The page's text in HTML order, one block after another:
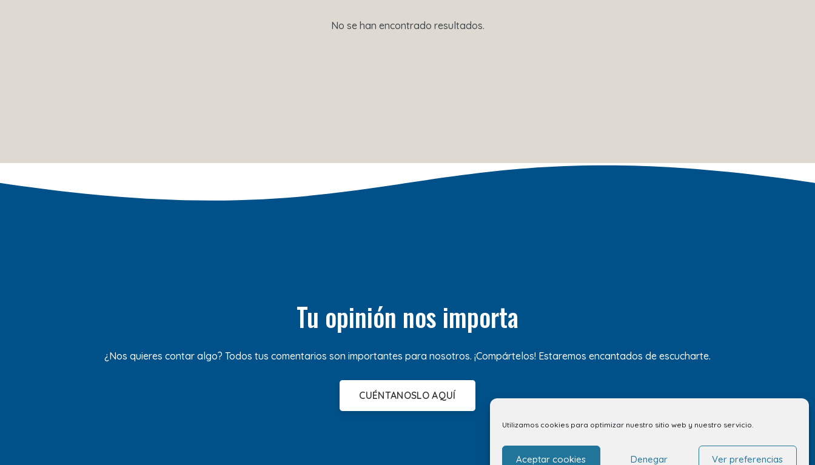
Utilizamos cookies para optimizar nuestro sitio web y nuestro servicio.
Aceptar cookies Denegar Ver preferencias
No se han encontrado resultados.
Tu opinión nos importa
¿Nos quieres contar algo? Todos tus comentarios son importantes para nosotros. ¡Compártelos! Estaremos encantados de escucharte.
CUÉNTANOSLO AQUÍ